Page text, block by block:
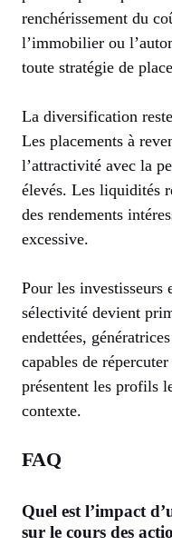
renchérissement du
l’immobilier ou
toute stratégie de
La diversification
Les placements à
l’attractivité avec la
élevés. Les liquidités
des rendements
excessive.
Pour les investisseurs
sélectivité devient
endettées,
capables de
présentent les profils
contexte.
FAQ
Quel est l’impact
sur le cours des